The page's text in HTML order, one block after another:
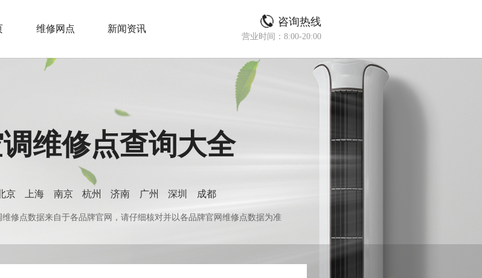
维修网点 新闻资讯
咨询热线
营业时间：8:00-20:00
维修点查询大全
京 上海 南京 杭州 济南 广州 深圳 成都
修点数据来自于各品牌官网，请仔细核对并以各品牌官网维修点数据为准